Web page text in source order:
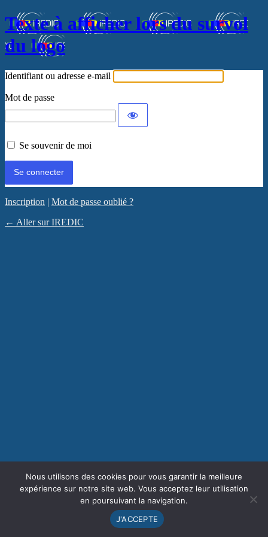
Texte à afficher lors du survol
du logo
Identifiant ou adresse e-mail
Mot de passe
Se souvenir de moi
Inscription | Mot de passe oublié ?
← Aller sur IREDIC
Nous utilisons des cookies pour vous garantir la meilleure
expérience sur notre site web. Vous acceptez leur utilisation
en poursuivant la navigation.
J'ACCEPTE